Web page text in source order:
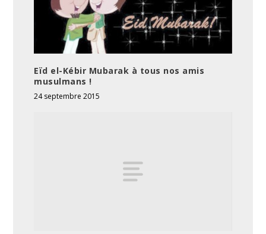
Eïd el-Kébir Mubarak à tous nos amis
musulmans !
24 septembre 2015